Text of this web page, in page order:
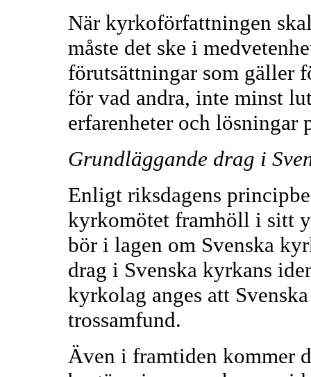
När kyrkoförfattningen
måste det ske i
förutsättningar som gäller
för vad andra, inte minst
erfarenheter och lösningar
Grundläggande drag i
Enligt riksdagens
kyrkomötet framhöll i sitt
bör i lagen om Svenska
drag i Svenska kyrkans
kyrkolag anges att
trossamfund.
Även i framtiden kommer